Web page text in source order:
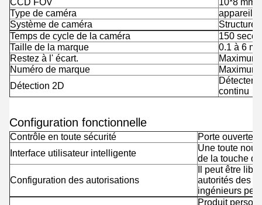
CCD FOV
10*8 mm
Type de caméra
appareil
Système de caméra
Structure
Temps de cycle de la caméra
150
Taille de la marque
0.1 à 6
Restez à l' écart.
Numéro de marque
Détection 2D
Détecter
continu
Configuration fonctionnelle
Contrôle en toute sécurité
Porte ouverte
Interface utilisateur intelligente
Une toute
de la touche
Configuration des autorisations
Il peut être
autorités des
ingénieurs
Produit